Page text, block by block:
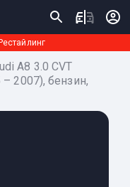
A8 3.0 CVT
2007), бензин,